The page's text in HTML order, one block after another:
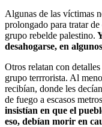
Algunas de las víctimas
prolongado para tratar
grupo rebelde palestino.
desahogarse, en
Otros relatan con
grupo terrrorista. Al
recibían, donde les
de fuego a escasos
insistían en que el
eso, debían morir en